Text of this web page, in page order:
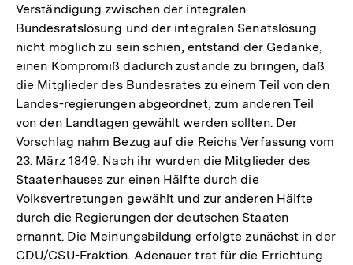
Verständigung zwischen der integralen
Bundesratslösung und der integralen Senatslösung
nicht möglich zu sein schien, entstand der Gedanke,
einen Kompromiß dadurch zustande zu bringen, daß
die Mitglieder des Bundesrates zu einem Teil von den
Landes-regierungen abgeordnet, zum anderen Teil
von den Landtagen gewählt werden sollten. Der
Vorschlag nahm Bezug auf die Reichs Verfassung vom
23. März 1849. Nach ihr wurden die Mitglieder des
Staatenhauses zur einen Hälfte durch die
Volksvertretungen gewählt und zur anderen Hälfte
durch die Regierungen der deutschen Staaten
ernannt. Die Meinungsbildung erfolgte zunächst in der
CDU/CSU-Fraktion. Adenauer trat für die Errichtung